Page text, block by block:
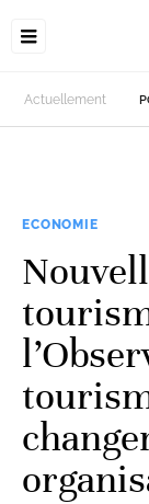
Actuellement
ECONOMIE